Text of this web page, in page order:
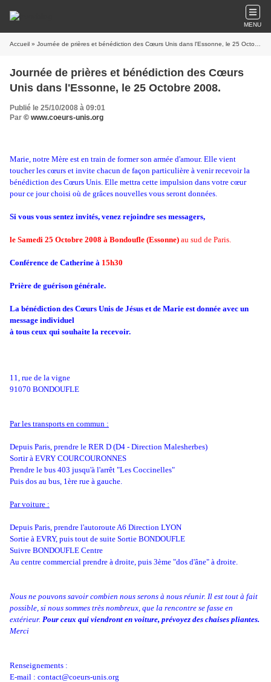
MENU
Accueil » Journée de prières et bénédiction des Cœurs Unis dans l'Essonne, le 25 Octobre 2008.
Journée de prières et bénédiction des Cœurs
Unis dans l'Essonne, le 25 Octobre 2008.
Publié le 25/10/2008 à 09:01
Par © www.coeurs-unis.org
Marie, notre Mère est en train de former son armée d'amour. Elle vient
toucher les cœurs et invite chacun de façon particulière à venir recevoir la
bénédiction des Cœurs Unis. Elle mettra cette impulsion dans votre cœur
pour ce jour choisi où de grâces nouvelles vous seront données.
Si vous vous sentez invités, venez rejoindre ses messagers,
le Samedi 25 Octobre 2008 à Bondoufle (Essonne) au sud de Paris.
Conférence de Catherine à 15h30
Prière de guérison générale.
La bénédiction des Cœurs Unis de Jésus et de Marie est donnée avec un
message individuel
à tous ceux qui souhaite la recevoir.
11, rue de la vigne
91070 BONDOUFLE
Par les transports en commun :
Depuis Paris, prendre le RER D (D4 - Direction Malesherbes)
Sortir à EVRY COURCOURONNES
Prendre le bus 403 jusqu'à l'arrêt "Les Coccinelles"
Puis dos au bus, 1ère rue à gauche.
Par voiture :
Depuis Paris, prendre l'autoroute A6 Direction LYON
Sortie à EVRY, puis tout de suite Sortie BONDOUFLE
Suivre BONDOUFLE Centre
Au centre commercial prendre à droite, puis 3ème "dos d'âne" à droite.
Nous ne pouvons savoir combien nous serons à nous réunir. Il est tout à fait
possible, si nous sommes très nombreux, que la rencontre se fasse en
extérieur. Pour ceux qui viendront en voiture, prévoyez des chaises pliantes.
Merci
Renseignements :
E-mail : contact@coeurs-unis.org